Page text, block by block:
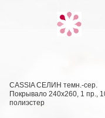
CASSIA СЕЛИН темн.-сер.
Покрывало 240х260, 1 пр.,
полиэстер